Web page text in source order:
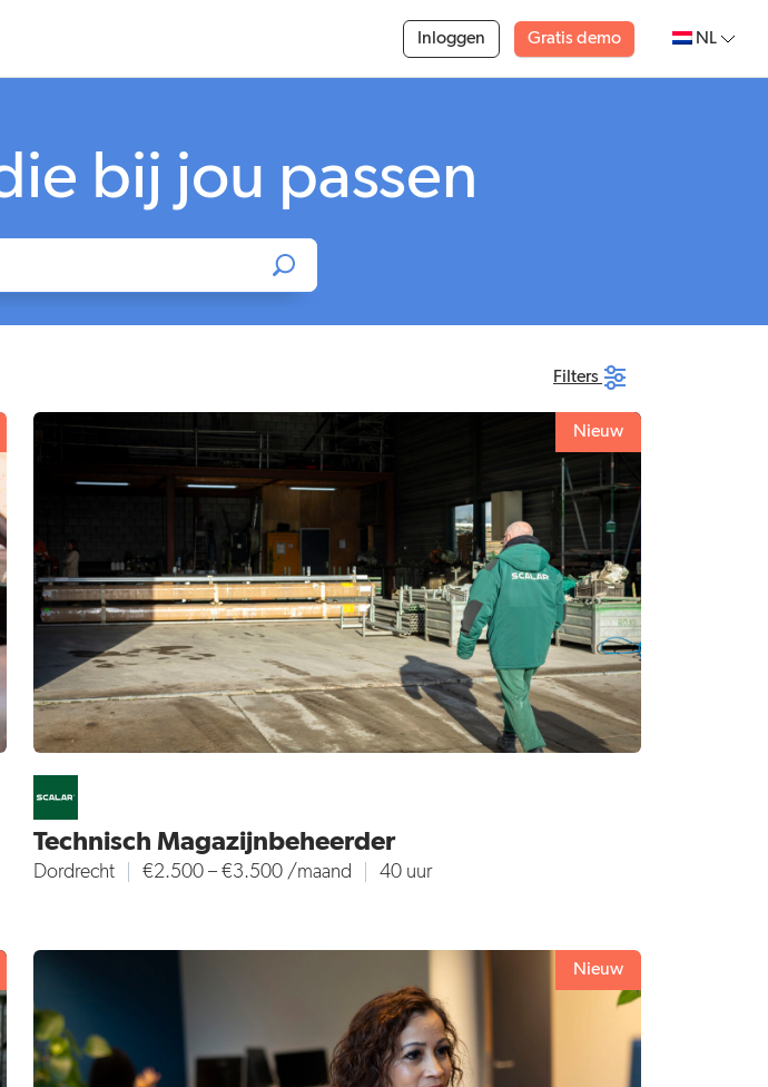
Inloggen Gratis demo NL
bij jou passen
Filters
Nieuw
Technisch Magazijnbeheerder
Dordrecht €2.500 – €3.500 /maand 40 uur
Nieuw